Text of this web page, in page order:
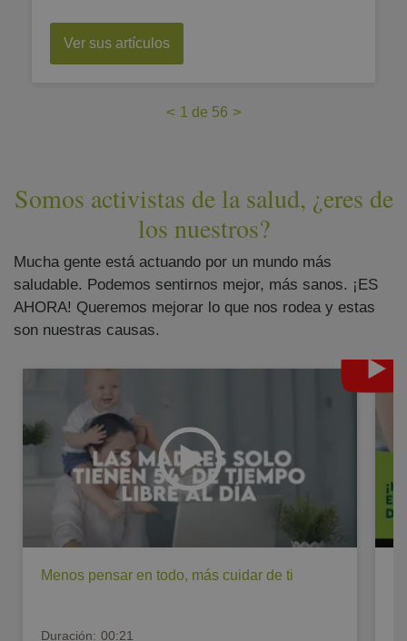
Ver sus artículos
< 1 de 56 >
Somos activistas de la salud, ¿eres de
los nuestros?
Mucha gente está actuando por un mundo más
saludable. Podemos sentirnos mejor, más sanos. ¡ES
AHORA! Queremos mejorar lo que nos rodea y estas
son nuestras causas.
Menos pensar en todo, más cuidar de ti
Duración: 00:21